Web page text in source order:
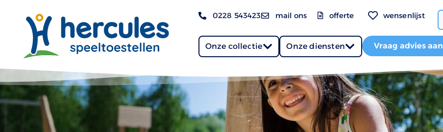
0228 543423 mail ons offerte wensenlijst
Onze collectie Onze diensten Vraag advies aan